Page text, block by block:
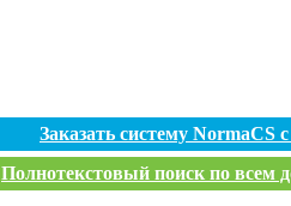
Заказать систему
Полнотекстовый поиск по всем